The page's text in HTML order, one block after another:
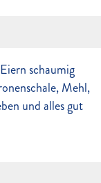
schaumig
Mehl,
und alles gut